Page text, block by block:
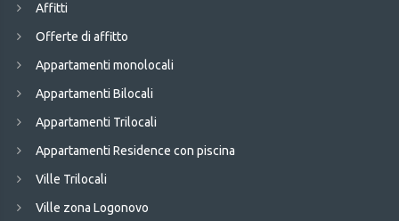
Affitti
Offerte di affitto
Appartamenti monolocali
Appartamenti Bilocali
Appartamenti Trilocali
Appartamenti Residence con piscina
Ville Trilocali
Ville zona Logonovo